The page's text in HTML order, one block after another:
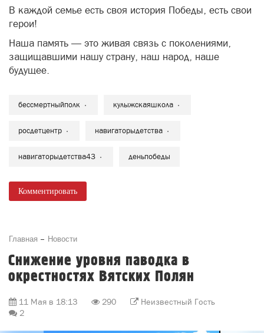
В каждой семье есть своя история Победы, есть свои
герои!
Наша память — это живая связь с поколениями,
защищавшими нашу страну, наш народ, наше
будущее.
бессмертныйполк кулыжскаяшкола
росдетцентр навигаторыдетства
навигаторыдетства43 деньпобеды
Комментировать
Главная Новости
Снижение уровня паводка в
окрестностях Вятских Полян
11 Мая в 18:13 290
Неизвестный Гость
2